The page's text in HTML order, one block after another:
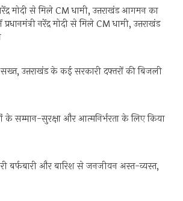
मोदी से मिले CM धामी, उत्तराखंड आगमन का
नरेंद्र मोदी से मिले CM धामी, उत्तराखंड
उत्तराखंड के कई सरकारी दफ्तरों की बिजली
के सम्मान-सुरक्षा और आत्मनिर्भरता के लिए किया
बर्फबारी और बारिश से जनजीवन अस्त-व्यस्त,